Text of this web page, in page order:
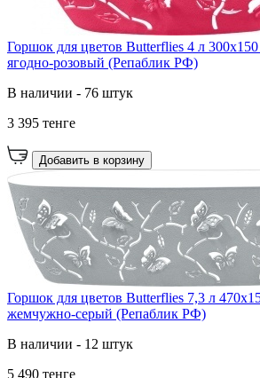
Горшок для цветов Butterflies 4 л
ягодно-розовый (Репаблик РФ)
В наличии - 76 штук
3 395 тенге
Добавить в корзину
Горшок для цветов Butterflies 7,3 л
жемчужно-серый (Репаблик РФ)
В наличии - 12 штук
5 490 тенге